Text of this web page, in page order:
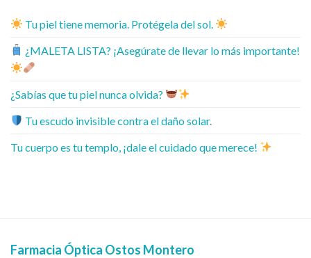
Tu piel tiene memoria. Protégela del sol.
¿MALETA LISTA? ¡Asegúrate de llevar lo más importante!
¿Sabías que tu piel nunca olvida?
Tu escudo invisible contra el daño solar.
Tu cuerpo es tu templo, ¡dale el cuidado que merece!
Farmacia Óptica Ostos Montero